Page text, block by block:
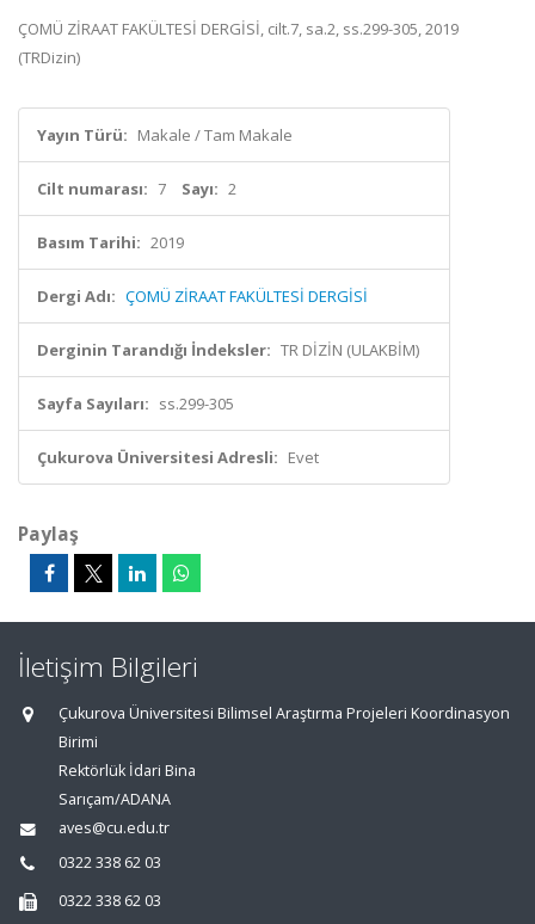
ÇOMÜ ZİRAAT FAKÜLTESİ DERGİSİ, cilt.7, sa.2, ss.299-305, 2019
(TRDizin)
Yayın Türü: Makale / Tam Makale
Cilt numarası: 7 Sayı: 2
Basım Tarihi: 2019
Dergi Adı: ÇOMÜ ZİRAAT FAKÜLTESİ DERGİSİ
Derginin Tarandığı İndeksler: TR DİZİN (ULAKBİM)
Sayfa Sayıları: ss.299-305
Çukurova Üniversitesi Adresli: Evet
Paylaş
İletişim Bilgileri
Çukurova Üniversitesi Bilimsel Araştırma Projeleri Koordinasyon
Birimi
Rektörlük İdari Bina
Sarıçam/ADANA
aves@cu.edu.tr
0322 338 62 03
0322 338 62 03